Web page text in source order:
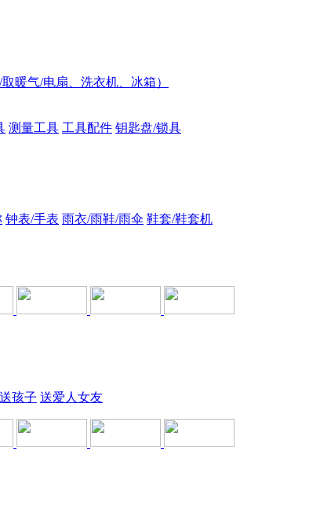
暖气/电扇、洗衣机、冰箱）
测量工具 工具配件 钥匙盘/锁具
钟表/手表 雨衣/雨鞋/雨伞 鞋套/鞋套机
送孩子 送爱人女友